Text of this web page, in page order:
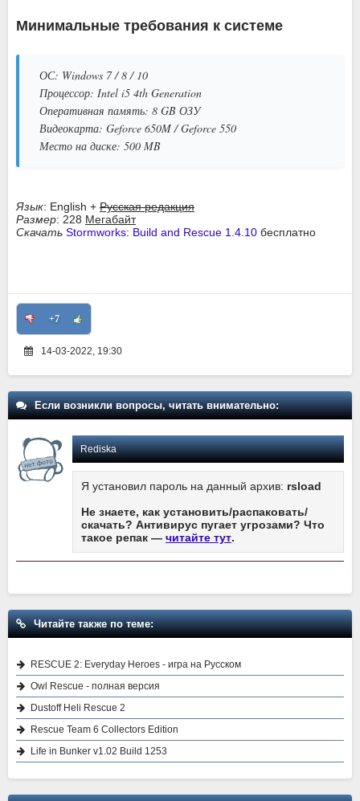
Минимальные требования к системе
ОС: Windows 7 / 8 / 10
Процессор: Intel i5 4th Generation
Оперативная память: 8 GB ОЗУ
Видеокарта: Geforce 650M / Geforce 550
Место на диске: 500 MB
Язык: English + Русская редакция
Размер: 228 Мегабайт
Скачать Stormworks: Build and Rescue 1.4.10 бесплатно
+7
14-03-2022, 19:30
Если возникли вопросы, читать внимательно:
Rediska
Я установил пароль на данный архив: rsload
Не знаете, как установить/распаковать/
скачать? Антивирус пугает угрозами? Что
такое репак — читайте тут.
Читайте также по теме:
RESCUE 2: Everyday Heroes - игра на Русском
Owl Rescue - полная версия
Dustoff Heli Rescue 2
Rescue Team 6 Collectors Edition
Life in Bunker v1.02 Build 1253